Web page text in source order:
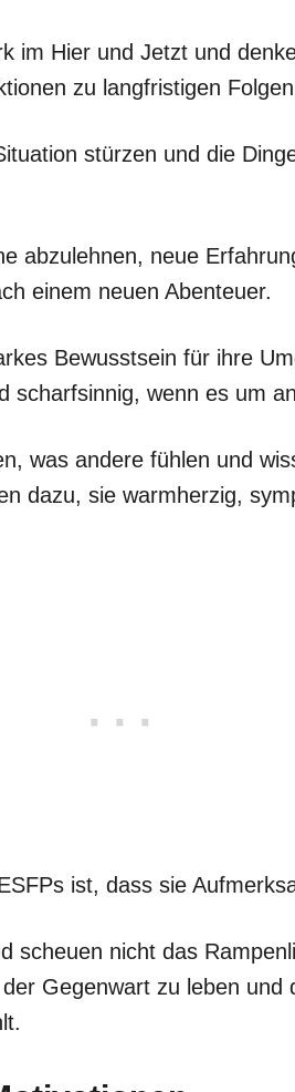
im Hier und Jetzt und
zu langfristigen
stürzen und die
abzulehnen, neue
einem neuen Abenteuer.
Bewusstsein für ihre
scharfsinnig, wenn es um
was andere fühlen und
dazu, sie warmherzig,
ist, dass sie
scheuen nicht das
Gegenwart zu leben und